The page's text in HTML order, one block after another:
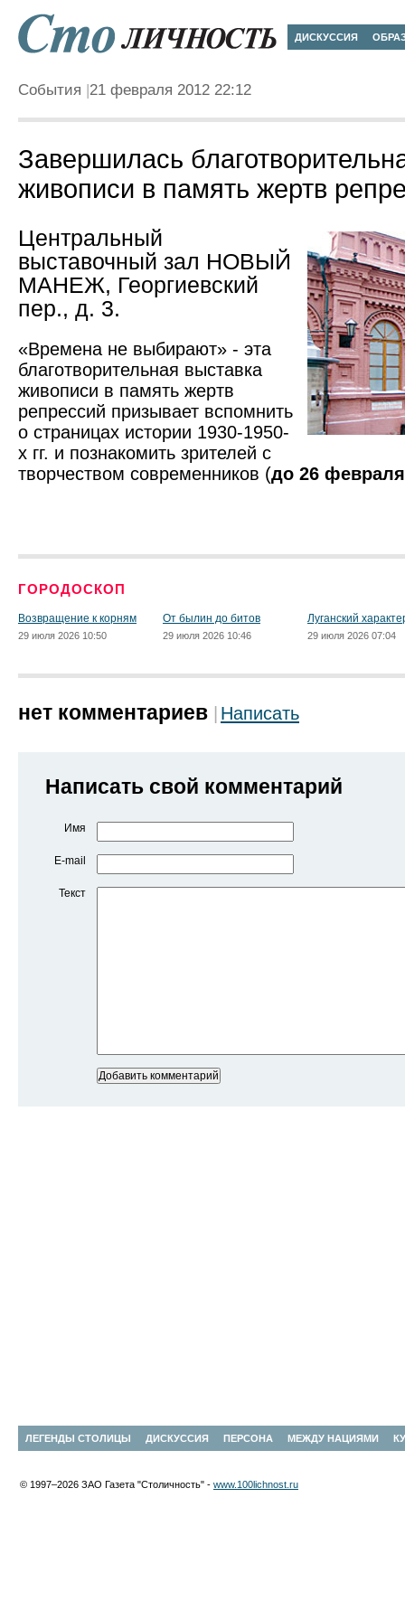
ДИСКУССИЯ
События 21 февраля 2012 22:12
Завершилась
живописи в память жертв
Центральный
выставочный зал НОВЫЙ
МАНЕЖ, Геор­гиевский
пер., д. 3.
«Времена не выбирают» - эта
благотворительная выставка
живописи в память жертв
репрессий призывает вспомнить
о страницах истории 1930-1950-
х гг. и познакомить зрителей с
творчеством современников (до 26 февраля
ГОРОДОСКОП
Возвращение к корням
29 июля 2026 10:50
От былин до битов
29 июля 2026 10:46
Луганский
29 июля 2026 07:04
нет комментариев Написать
Написать свой комментарий
Имя
E-mail
Текст
ЛЕГЕНДЫ СТОЛИЦЫ ДИСКУССИЯ ПЕРСОНА МЕЖДУ НАЦИЯМИ
© 1997–2026 ЗАО Газета "Столичность" - www.100lichnost.ru